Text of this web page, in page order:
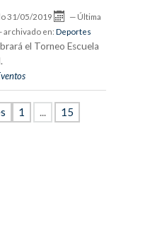
31/05/2019 — Última
archivado en: Deportes
el Torneo Escuela
1 ...
15